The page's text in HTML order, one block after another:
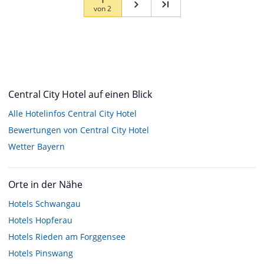
von2
Central City Hotel auf einen Blick
Alle Hotelinfos Central City Hotel
Bewertungen von Central City Hotel
Wetter Bayern
Orte in der Nähe
Hotels Schwangau
Hotels Hopferau
Hotels Rieden am Forggensee
Hotels Pinswang